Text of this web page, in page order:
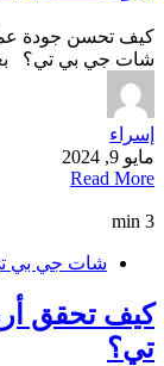
كيف تحسن جودة
شات جي بي تي؟
إسراء
مايو 9, 2024
Read More
3 min
شات جي بي
كيف تحقق
تي؟